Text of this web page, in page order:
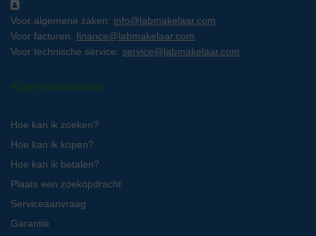
Voor algemene zaken: info@labmakelaar.com
Voor facturen: finance@labmakelaar.com
Voor technische service: service@labmakelaar.com
Kopersinformatie
Hoe kan ik zoeken?
Hoe kan ik kopen?
Hoe kan ik betalen?
Plaats een zoekopdracht
Serviceaanvraag
Garantie